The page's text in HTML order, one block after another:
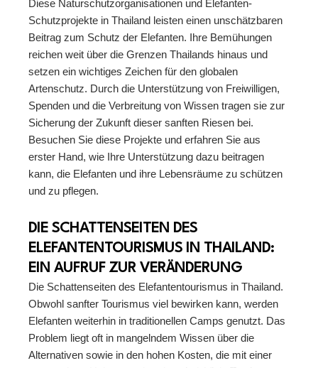
Diese Naturschutzorganisationen und Elefanten-
Schutzprojekte in Thailand leisten einen unschätzbaren
Beitrag zum Schutz der Elefanten. Ihre Bemühungen
reichen weit über die Grenzen Thailands hinaus und
setzen ein wichtiges Zeichen für den globalen
Artenschutz. Durch die Unterstützung von Freiwilligen,
Spenden und die Verbreitung von Wissen tragen sie zur
Sicherung der Zukunft dieser sanften Riesen bei.
Besuchen Sie diese Projekte und erfahren Sie aus
erster Hand, wie Ihre Unterstützung dazu beitragen
kann, die Elefanten und ihre Lebensräume zu schützen
und zu pflegen.
DIE SCHATTENSEITEN DES
ELEFANTENTOURISMUS IN THAILAND:
EIN AUFRUF ZUR VERÄNDERUNG
Die Schattenseiten des Elefantentourismus in Thailand.
Obwohl sanfter Tourismus viel bewirken kann, werden
Elefanten weiterhin in traditionellen Camps genutzt. Das
Problem liegt oft in mangelndem Wissen über die
Alternativen sowie in den hohen Kosten, die mit einer